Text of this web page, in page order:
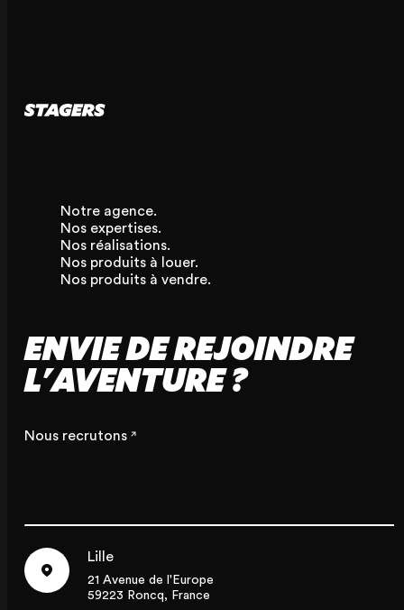
Notre agence.
Nos expertises.
Nos réalisations.
Nos produits à louer.
Nos produits à vendre.
ENVIE DE REJOINDRE
L'AVENTURE ?
Nous recrutons
Lille
21 Avenue de l'Europe
59223 Roncq, France